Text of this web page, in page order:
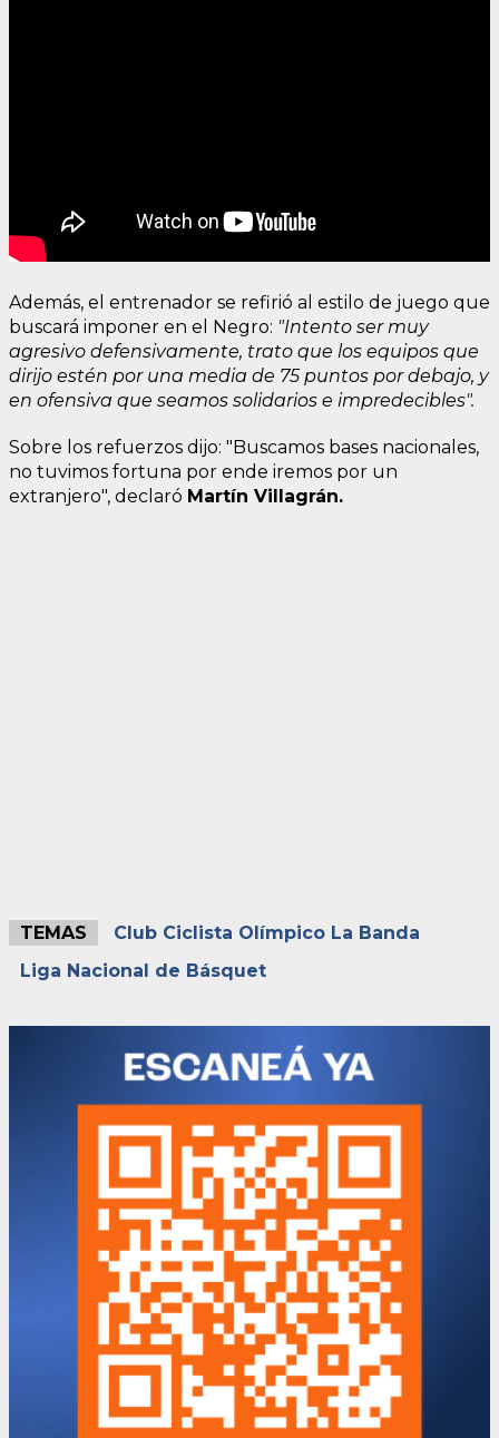
Además, el entrenador se refirió al estilo de juego que
buscará imponer en el Negro: "Intento ser muy
agresivo defensivamente, trato que los equipos que
dirijo estén por una media de 75 puntos por debajo, y
en ofensiva que seamos solidarios e impredecibles".
Sobre los refuerzos dijo: "Buscamos bases nacionales,
no tuvimos fortuna por ende iremos por un
extranjero", declaró Martín Villagrán.
TEMAS
Club Ciclista Olímpico La Banda
Liga Nacional de Básquet